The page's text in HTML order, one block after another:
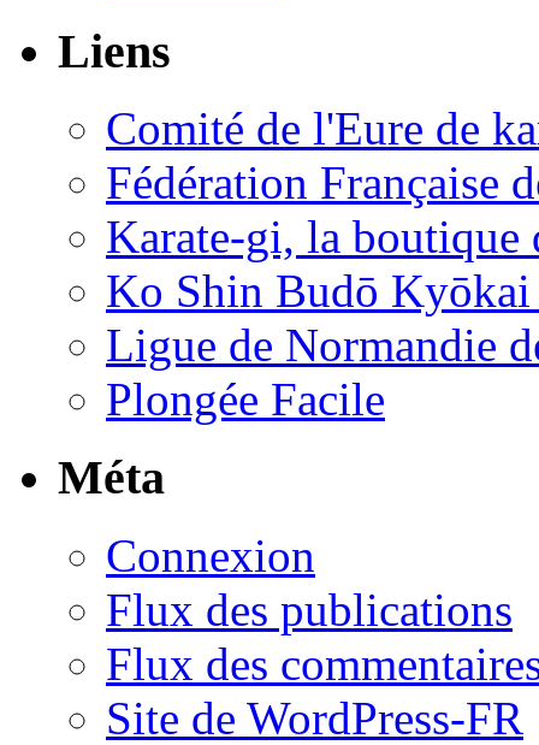
Liens
Comité de l'Eure de
Fédération Française
Karate-gi, la boutique
Ko Shin Budō
Ligue de Normandie
Plongée Facile
Méta
Connexion
Flux des publications
Flux des
Site de WordPress-FR